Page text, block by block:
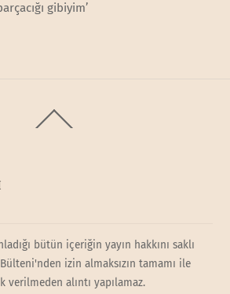
gibiyim’
To
bütün içeriğin yayın hakkını saklı
izin almaksızın tamamı ile
verilmeden alıntı yapılamaz.